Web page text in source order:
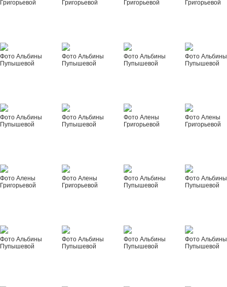
Григорьевой
Григорьевой
Григорьевой
Григорьевой
Фото Альбины
Пупышевой
Фото Альбины
Пупышевой
Фото Альбины
Пупышевой
Фото Альбины
Пупышевой
Фото Альбины
Пупышевой
Фото Альбины
Пупышевой
Фото Алены
Григорьевой
Фото Алены
Григорьевой
Фото Алены
Григорьевой
Фото Алены
Григорьевой
Фото Альбины
Пупышевой
Фото Альбины
Пупышевой
Фото Альбины
Пупышевой
Фото Альбины
Пупышевой
Фото Альбины
Пупышевой
Фото Альбины
Пупышевой